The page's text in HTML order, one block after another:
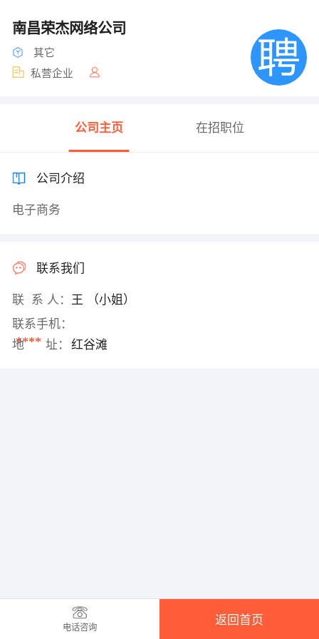
南昌荣杰网络公司
其它
私营企业
公司主页 在招职位
公司介绍
电子商务
联系我们
联 系 人： 王 （小姐）
联系手机：
****
地 址： 红谷滩
电话咨询
返回首页